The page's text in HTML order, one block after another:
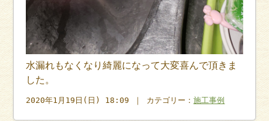
水漏れもなくなり綺麗になって大変喜んで頂きま
した。
2020年1月19日(日) 18:09 ｜ カテゴリー：施工事例